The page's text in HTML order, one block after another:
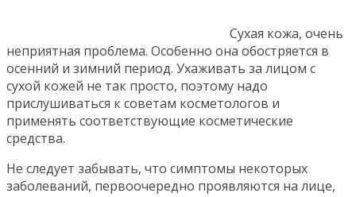
Сухая кожа, очень
неприятная проблема. Особенно она обостряется в
осенний и зимний период. Ухаживать за лицом с
сухой кожей не так просто, поэтому надо
прислушиваться к советам косметологов и
применять соответствующие косметические
средства.
Не следует забывать, что симптомы некоторых
заболеваний, первоочередно проявляются на лице,